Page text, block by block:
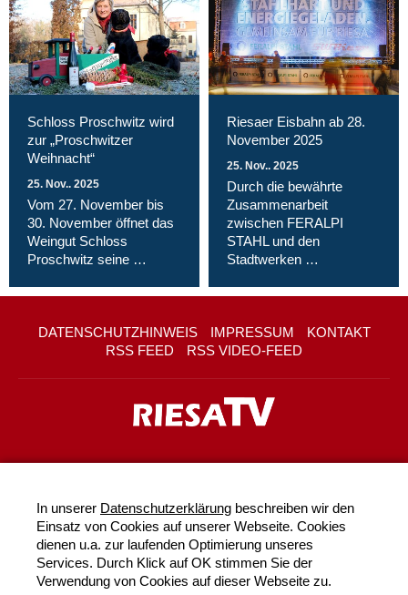
Schloss Proschwitz wird
zur „Proschwitzer
Weihnacht“
25. Nov.. 2025
Vom 27. November bis
30. November öffnet das
Weingut Schloss
Proschwitz seine …
Riesaer Eisbahn ab 28.
November 2025
25. Nov.. 2025
Durch die bewährte
Zusammenarbeit
zwischen FERALPI
STAHL und den
Stadtwerken …
DATENSCHUTZHINWEIS IMPRESSUM
KONTAKT
RSS FEED
RSS VIDEO-FEED
In unserer Datenschutzerklärung beschreiben wir den
Einsatz von Cookies auf unserer Webseite. Cookies
dienen u.a. zur laufenden Optimierung unseres
Services. Durch Klick auf OK stimmen Sie der
Verwendung von Cookies auf dieser Webseite zu.